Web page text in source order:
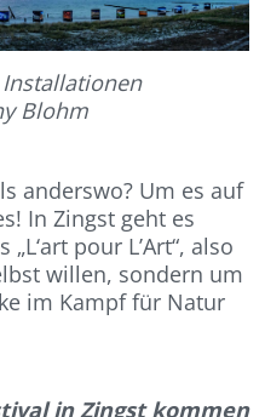
Blohm
anderswo? Um es auf
In Zingst geht es
pour L’Art“, also
willen, sondern um
im Kampf für Natur
in Zingst kommen